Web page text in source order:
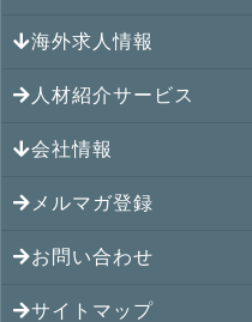
GJJキャリア伴走プログラム
GJJキャリアコミュニティ
カナダの就職情報
メキシコの就職情報
ヨーロッパの就職情報
オセアニアの就職情報
シンガポールの就職情報
マレーシアの就職情報
海外就職その後の体験談
シンガポール就職の体験談
マレーシア就職の体験談
タイ就職の体験談
ベトナム就職の体験談
インドネシア就職の体験談
海外求人情報
シンガポールの求人
マレーシアの求人
タイの求人
ベトナムの求人
インドネシアの求人
人材紹介サービス
会社情報
アクセス
メンバー紹介
提携先
メルマガ登録
お問い合わせ
サイトマップ